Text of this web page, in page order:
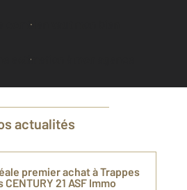
combien vaut mon bien
estimation à mon agence
actualités
premier achat à Trappes
21 ASF Immo